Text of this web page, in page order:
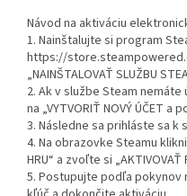
Návod na aktiváciu
1. Nainštalujte si program
https://
„NAINŠTALOVAŤ SLUŽBU
2. Ak v službe Steam
na „VYTVORIŤ NOVÝ ÚČET
3. Následne sa prihláste sa k
4. Na obrazovke Steamu
HRU“ a zvoľte si „AKTIVOVAŤ
5. Postupujte podľa pokynov